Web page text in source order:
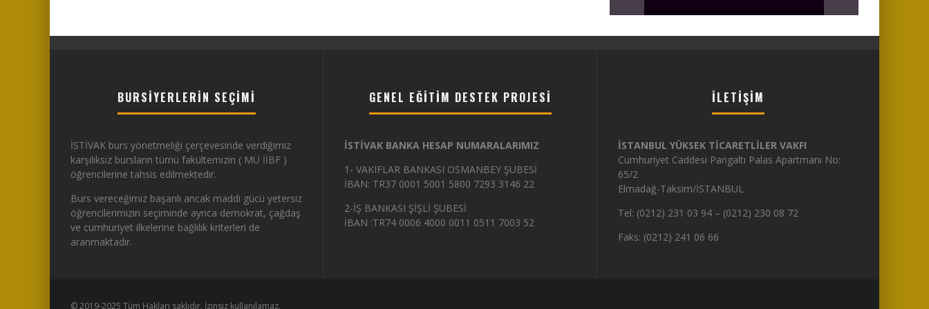
BURSIYERLERIN SEÇIMI
İSTİVAK burs yönetmeliği çerçevesinde verdiğimiz
karşılıksız bursların tümü fakültemizin ( MÜ İİBF )
öğrencilerine tahsis edilmektedir.
Burs vereceğimiz başarılı ancak maddi gücü yetersiz
öğrencilerimizin seçiminde ayrıca demokrat, çağdaş
ve cumhuriyet ilkelerine bağlılık kriterleri de
aranmaktadır.
GENEL EĞITIM DESTEK PROJESI
İSTİVAK BANKA HESAP NUMARALARIMIZ
1- VAKIFLAR BANKASI OSMANBEY ŞUBESİ
İBAN: TR37 0001 5001 5800 7293 3146 22
2-İŞ BANKASI ŞİŞLİ ŞUBESİ
İBAN :TR74 0006 4000 0011 0511 7003 52
İLETIŞIM
İSTANBUL YÜKSEK TİCARETLİLER VAKFI
Cumhuriyet Caddesi Pangaltı Palas Apartmanı No:
65/2
Elmadağ-Taksim/İSTANBUL
Tel: (0212) 231 03 94 – (0212) 230 08 72
Faks: (0212) 241 06 66
© 2019-2025 Tüm Hakları saklıdır. İzinsiz kullanılamaz.